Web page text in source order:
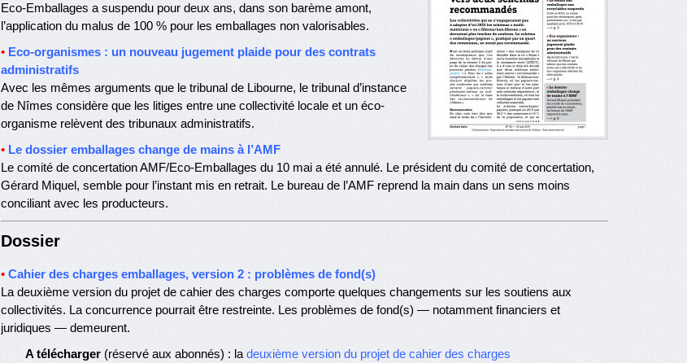
Eco-Emballages a suspendu pour deux ans, dans son barème amont,
l’application du malus de 100 % pour les emballages non valorisables.
• Eco-organismes : un nouveau jugement plaide pour des contrats
administratifs
Avec les mêmes arguments que le tribunal de Libourne, le tribunal d’instance
de Nîmes considère que les litiges entre une collectivité locale et un éco-
organisme relèvent des tribunaux administratifs.
• Le dossier emballages change de mains à l’AMF
Le comité de concertation AMF/Eco-Emballages du 10 mai a été annulé. Le président du comité de concertation,
Gérard Miquel, semble pour l’instant mis en retrait. Le bureau de l’AMF reprend la main dans un sens moins
conciliant avec les producteurs.
Dossier
• Cahier des charges emballages, version 2 : problèmes de fond(s)
La deuxième version du projet de cahier des charges comporte quelques changements sur les soutiens aux
collectivités. La concurrence pourrait être restreinte. Les problèmes de fond(s) — notamment financiers et
juridiques — demeurent.
A télécharger(réservé aux abonnés) : la deuxième version du projet de cahier des charges